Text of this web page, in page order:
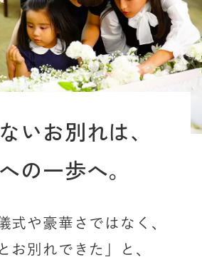
いお別れは、
の一歩へ。
式や豪華さではなく、
お別れできた」と、